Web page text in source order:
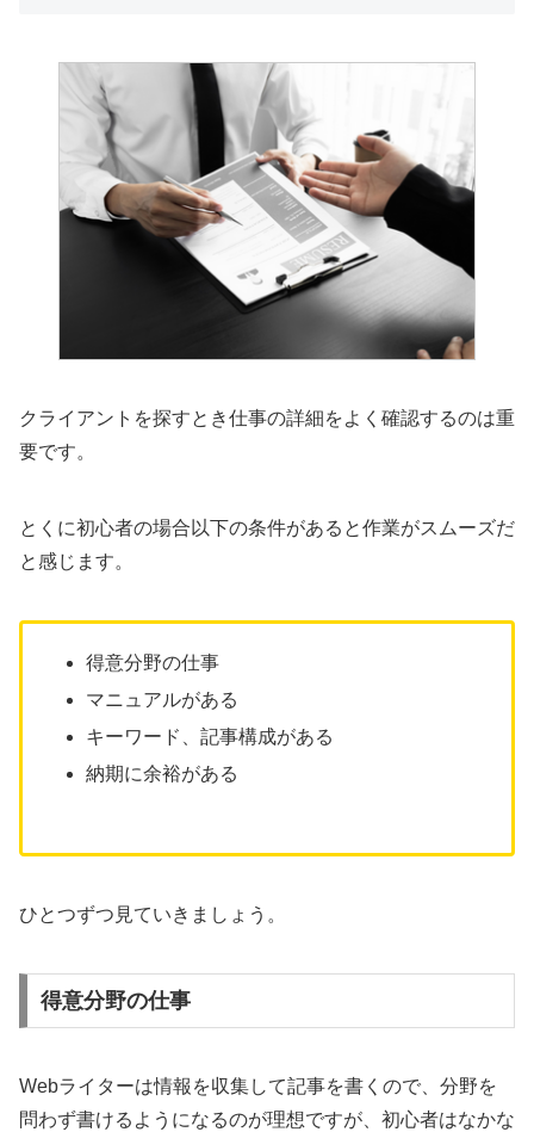
クライアントを探すとき仕事の詳細をよく確認するのは重
要です。
とくに初心者の場合以下の条件があると作業がスムーズだ
と感じます。
得意分野の仕事
マニュアルがある
キーワード、記事構成がある
納期に余裕がある
ひとつずつ見ていきましょう。
得意分野の仕事
Webライターは情報を収集して記事を書くので、分野を
問わず書けるようになるのが理想ですが、初心者はなかな